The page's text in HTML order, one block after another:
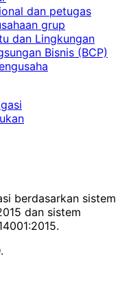
dan petugas
grup
dan Lingkungan
Bisnis (BCP)
berdasarkan sistem
dan sistem